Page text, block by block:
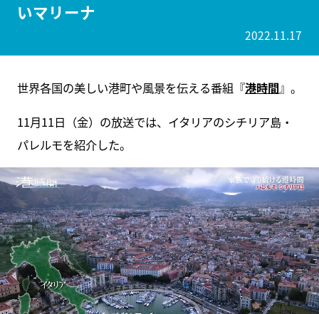
いマリーナ
2022.11.17
世界各国の美しい港町や風景を伝える番組『港時間』。
11月11日（金）の放送では、イタリアのシチリア島・
パレルモを紹介した。